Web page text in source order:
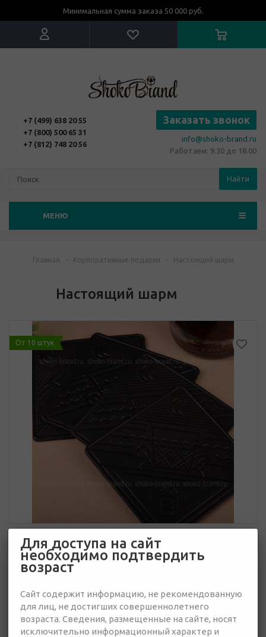
Минимальная сумма заказа 50 000 руб.
+7 (499) 638 20 55
+7 (800) 500 65 31
+7 (812) 748 20 56
Заказать звонок
info@shoko-brand.ru
Работаем: 9.30 до 18.00
Найти
МЕНЮ
Главная - Корпоративные подарки - Настоящий шарм
Настоящий шарм
От 10 штук
24 268 руб.
Много
Отправить
запрос
Добавить в
презентацию
Для доступа на сайт
необходимо подтвердить
возраст
Сайт содержит информацию, не рекомендованную
для лиц, не достигших совершеннолетнего
возраста. Сведения, размещенные на сайте, носят
исключительно информационный характер и